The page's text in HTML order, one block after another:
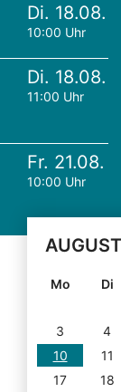
Di. 18.08.
10:00 Uhr
Di. 18.08.
11:00 Uhr
Fr. 21.08.
10:00 Uhr
AUGUST
Mo Di
3
4
10
11
17
18